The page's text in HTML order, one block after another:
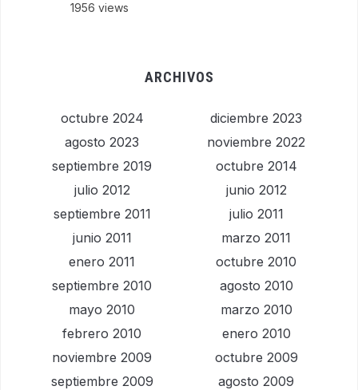
1956 views
ARCHIVOS
octubre 2024
diciembre 2023
agosto 2023
noviembre 2022
septiembre 2019
octubre 2014
julio 2012
junio 2012
septiembre 2011
julio 2011
junio 2011
marzo 2011
enero 2011
octubre 2010
septiembre 2010
agosto 2010
mayo 2010
marzo 2010
febrero 2010
enero 2010
noviembre 2009
octubre 2009
septiembre 2009
agosto 2009